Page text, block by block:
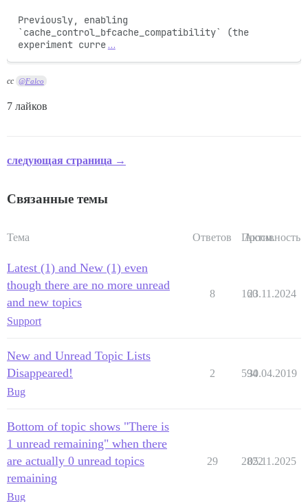
Previously, enabling
`cache_control_bfcache_compatibility` (the
experiment curre …
cc @Falco
7 лайков
следующая страница →
Связанные темы
Тема Ответов Просм.
Активность
Latest (1) and New (1) even
though there are no more unread
and new topics
Support
8 160
23.11.2024
New and Unread Topic Lists
Disappeared!
Bug
2 594
30.04.2019
Bottom of topic shows "There is
1 unread remaining" when there
are actually 0 unread topics
remaining
Bug
29 2822
05.11.2025